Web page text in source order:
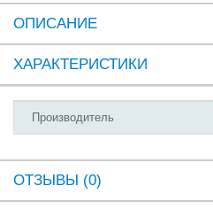
ОПИСАНИЕ
ХАРАКТЕРИСТИКИ
Производитель
ОТЗЫВЫ (0)